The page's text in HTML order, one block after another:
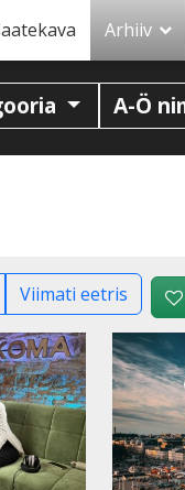
Arhiiv
A-Ö
Viimati eetris